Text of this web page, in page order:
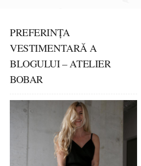
PREFERINȚA
VESTIMENTARĂ A
BLOGULUI – ATELIER
BOBAR